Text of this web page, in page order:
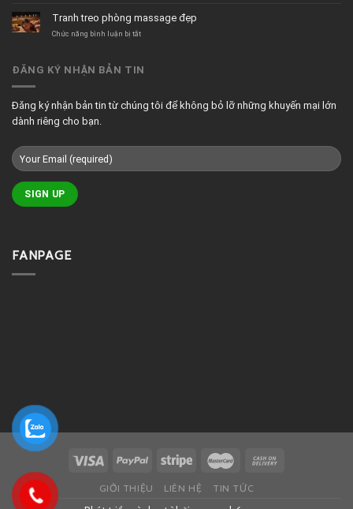
treo
quán
Tranh treo phòng massage đẹp
Chức năng bình luận bị tắtở
phòng
ĐĂNG KÝ NHẬN BẢN TIN
Đăng ký nhận bản tin từ chúng tôi để không bỏ lỡ những khuyến mại lớn
dành riêng cho bạn.
FANPAGE
GIỚI THIỆU LIÊN HỆ TIN TỨC